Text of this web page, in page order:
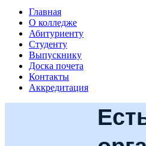
Главная
О колледже
Абитуриенту
Студенту
Выпускнику
Доска почета
Контакты
Аккредитация